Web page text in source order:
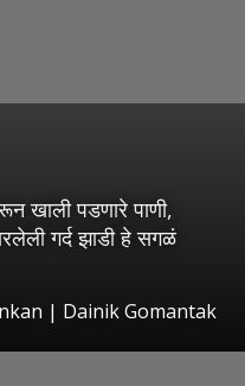
खाली पडणारे पाणी,
गर्द झाडी हे सगळं
| Dainik Gomantak